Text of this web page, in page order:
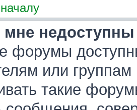
мне
форумы
или
такие